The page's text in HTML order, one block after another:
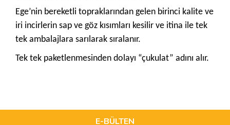
Ege’nin bereketli topraklarından gelen birinci kalite ve
iri incirlerin sap ve göz kısımları kesilir ve itina ile tek
tek ambalajlara sarılarak sıralanır.
Tek tek paketlenmesinden dolayı “çukulat” adını alır.
kullanarak tarafımıza iletebilirsiniz.
Görüş ve önerileriniz için teşekkür ederiz.
E-BÜLTEN